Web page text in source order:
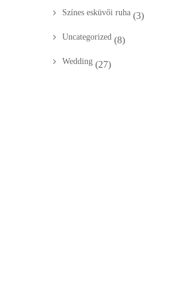
Színes esküvői ruha (3)
Uncategorized (8)
Wedding (27)